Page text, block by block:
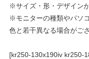
※サイズ・形・デザイン
※モニターの種類やパソ
色と若干異なる場合がご
[kr250-130x190iv kr250-